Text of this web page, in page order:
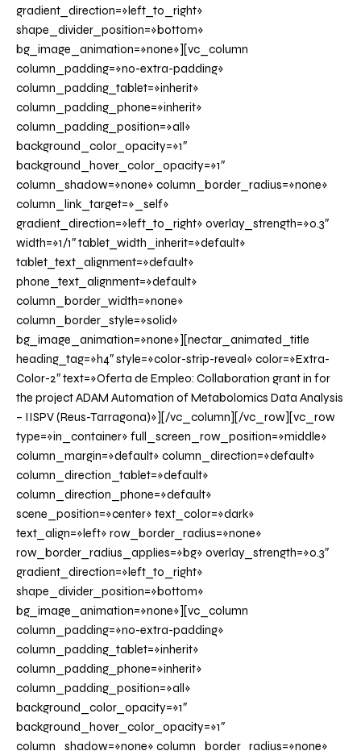
gradient_direction=»left_to_right»
shape_divider_position=»bottom»
bg_image_animation=»none»][vc_column
column_padding=»no-extra-padding»
column_padding_tablet=»inherit»
column_padding_phone=»inherit»
column_padding_position=»all»
background_color_opacity=»1″
background_hover_color_opacity=»1″
column_shadow=»none» column_border_radius=»none»
column_link_target=»_self»
gradient_direction=»left_to_right» overlay_strength=»0.3″
width=»1/1″ tablet_width_inherit=»default»
tablet_text_alignment=»default»
phone_text_alignment=»default»
column_border_width=»none»
column_border_style=»solid»
bg_image_animation=»none»][nectar_animated_title
heading_tag=»h4″ style=»color-strip-reveal» color=»Extra-
Color-2″ text=»Oferta de Empleo: Collaboration grant in for
the project ADAM Automation of Metabolomics Data Analysis
– IISPV (Reus-Tarragona)»][/vc_column][/vc_row][vc_row
type=»in_container» full_screen_row_position=»middle»
column_margin=»default» column_direction=»default»
column_direction_tablet=»default»
column_direction_phone=»default»
scene_position=»center» text_color=»dark»
text_align=»left» row_border_radius=»none»
row_border_radius_applies=»bg» overlay_strength=»0.3″
gradient_direction=»left_to_right»
shape_divider_position=»bottom»
bg_image_animation=»none»][vc_column
column_padding=»no-extra-padding»
column_padding_tablet=»inherit»
column_padding_phone=»inherit»
column_padding_position=»all»
background_color_opacity=»1″
background_hover_color_opacity=»1″
column_shadow=»none» column_border_radius=»none»